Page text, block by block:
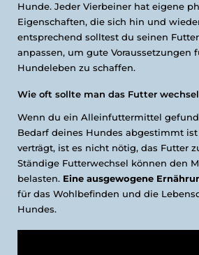
Hunde. Jeder Vierbeiner hat eigene
Eigenschaften, die sich hin und
entsprechend solltest du seinen
anpassen, um gute Voraussetzungen
Hundeleben zu schaffen.
Wie oft sollte man das Futter
Wenn du ein Alleinfuttermittel
Bedarf deines Hundes abgestimmt
verträgt, ist es nicht nötig, das Futter
Ständige Futterwechsel können den
belasten. Eine ausgewogene
für das Wohlbefinden und die
Hundes.